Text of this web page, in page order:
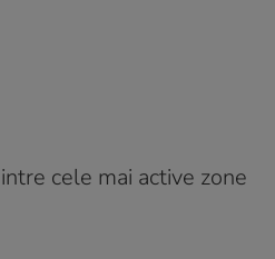
cele mai active zone